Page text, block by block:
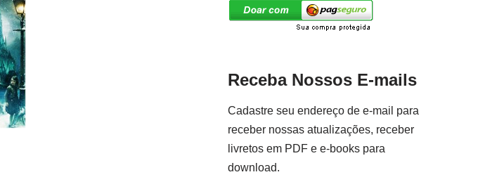
Receba Nossos E-mails
Cadastre seu endereço de e-mail para
receber nossas atualizações, receber
livretos em PDF e e-books para
download.